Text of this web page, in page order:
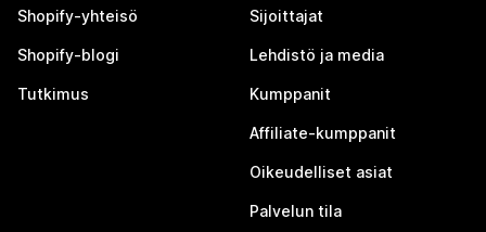
Shopify-yhteisö
Shopify-blogi
Tutkimus
Sijoittajat
Lehdistö ja media
Kumppanit
Affiliate-kumppanit
Oikeudelliset asiat
Palvelun tila